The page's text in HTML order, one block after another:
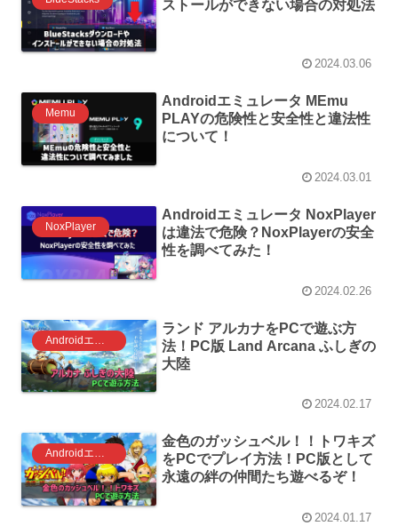
ストールができない場合の対処法
2024.03.06
Memu
Androidエミュレータ MEmu
PLAYの危険性と安全性と違法性
について！
2024.03.01
NoxPlayer
Androidエミュレータ NoxPlayer
は違法で危険？NoxPlayerの安全
性を調べてみた！
2024.02.26
ランド アルカナをPCで遊ぶ方
法！PC版 Land Arcana ふしぎの
大陸
2024.02.17
Androidエミュレータ ゲーム
金色のガッシュベル！！トワキズ
をPCでプレイ方法！PC版として
永遠の絆の仲間たち遊べるぞ！
2024.01.17